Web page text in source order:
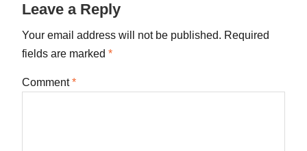
Leave a Reply
Your email address will not be published. Required
fields are marked *
Comment*